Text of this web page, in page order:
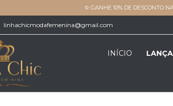
♔ GANHE 10% DE DESCONTO
linhachicmodafemenina@gmail.com
INÍCIO